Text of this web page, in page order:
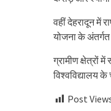
वहीं देहरादून में
योजना के अंतर्गत
ग्रामीण क्षेत्रों
विश्वविद्यालय
Post